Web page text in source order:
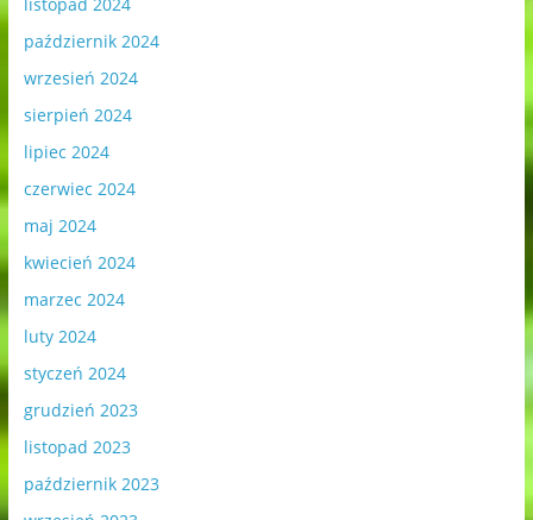
październik 2024
wrzesień 2024
sierpień 2024
lipiec 2024
czerwiec 2024
maj 2024
kwiecień 2024
marzec 2024
luty 2024
styczeń 2024
grudzień 2023
listopad 2023
październik 2023